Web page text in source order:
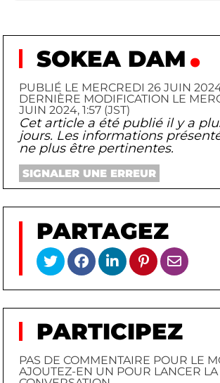
SOKEA DAM
PUBLIÉ LE MERCREDI 26 JUIN
DERNIÈRE MODIFICATION LE
JUIN 2024, 1:57 (JST)
Cet article a été publié il y a
jours. Les informations
ne plus être pertinentes.
SIGNALER UNE ERREUR
PARTAGEZ
PARTICIPEZ
PAS DE COMMENTAIRE POUR LE
AJOUTEZ-EN UN POUR LANCER LA